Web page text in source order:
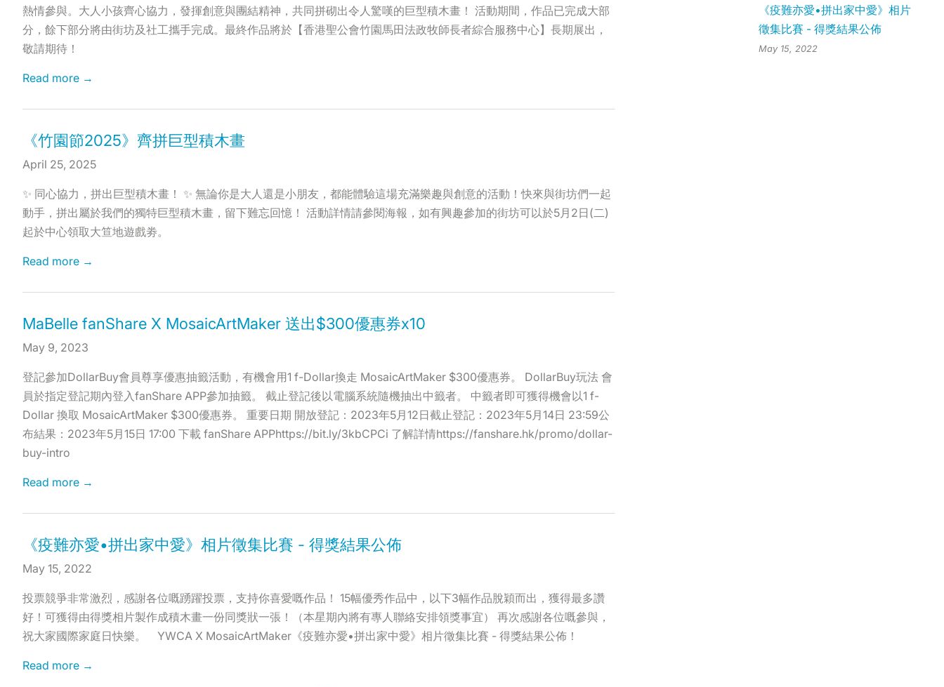
熱情參與。大人小孩齊心協力，發揮創意與團結精神，共同拼砌出令人驚嘆的巨型積木畫！ 活動期間，作品已完成大部
分，餘下部分將由街坊及社工攜手完成。最終作品將於【香港聖公會竹園馬田法政牧師長者綜合服務中心】長期展出，
敬請期待！
Read more →
《竹園節2025》齊拼巨型積木畫
April 25, 2025
✨ 同心協力，拼出巨型積木畫！ ✨ 無論你是大人還是小朋友，都能體驗這場充滿樂趣與創意的活動！快來與街坊們一起
動手，拼出屬於我們的獨特巨型積木畫，留下難忘回憶！ 活動詳情請參閱海報，如有興趣參加的街坊可以於5月2日(二)
起於中心領取大笪地遊戲劵。
Read more →
MaBelle fanShare X MosaicArtMaker 送出$300優惠券x10
May 9, 2023
登記參加DollarBuy會員尊享優惠抽籤活動，有機會用1 f-Dollar換走 MosaicArtMaker $300優惠券。 DollarBuy玩法 會
員於指定登記期內登入fanShare APP參加抽籤。 截止登記後以電腦系統隨機抽出中籤者。 中籤者即可獲得機會以1 f-
Dollar 換取 MosaicArtMaker $300優惠券。 重要日期 開放登記：2023年5月12日截止登記：2023年5月14日 23:59公
布結果：2023年5月15日 17:00 下載 fanShare APPhttps://bit.ly/3kbCPCi 了解詳情https://fanshare.hk/promo/dollar-
buy-intro
Read more →
《疫難亦愛•拼出家中愛》相片徵集比賽 - 得獎結果公佈
May 15, 2022
投票競爭非常激烈，感謝各位嘅踴躍投票，支持你喜愛嘅作品！ 15幅優秀作品中，以下3幅作品脫穎而出，獲得最多讚
好！可獲得由得獎相片製作成積木畫一份同獎狀一張！（本星期內將有專人聯絡安排領獎事宜） 再次感謝各位嘅參與，
祝大家國際家庭日快樂。 YWCA X MosaicArtMaker《疫難亦愛•拼出家中愛》相片徵集比賽 - 得獎結果公佈！
Read more →
《疫難亦愛•拼出家中愛》相片
徵集比賽 - 得獎結果公佈
May 15, 2022